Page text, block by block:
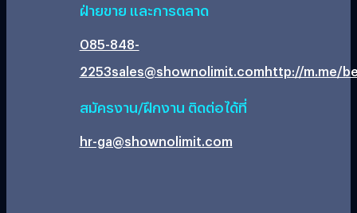
ฝ่ายขาย และการตลาด
085-848-
2253sales@shownolimit.comhttp://m.me/
สมัครงาน/ฝึกงาน ติดต่อได้ที่
hr-ga@shownolimit.com